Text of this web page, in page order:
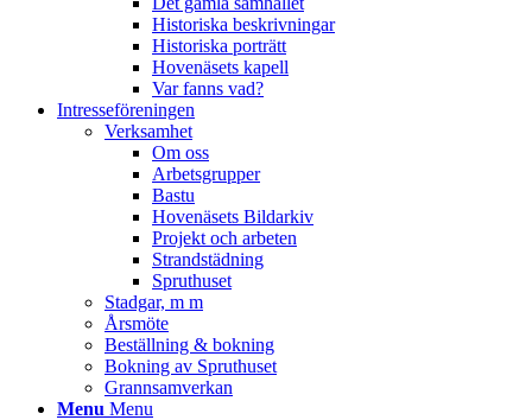
Historiska beskrivningar
Historiska porträtt
Hovenäsets kapell
Var fanns vad?
Intresseföreningen
Verksamhet
Om oss
Arbetsgrupper
Bastu
Hovenäsets Bildarkiv
Projekt och arbeten
Strandstädning
Spruthuset
Stadgar, m m
Årsmöte
Beställning & bokning
Bokning av Spruthuset
Grannsamverkan
Menu Menu